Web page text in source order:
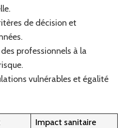
de décision et
professionnels à la
vulnérables et égalité
Impact sanitaire